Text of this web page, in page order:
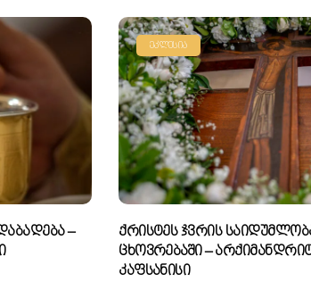
–
ᲔᲙᲚᲔᲡᲘᲐ
Ქრისტეს Ჯვრის
Ცხოვრებაში –
Კაფსანისი